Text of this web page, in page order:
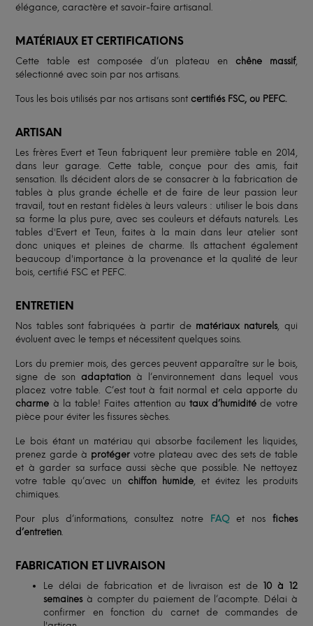
élégance, caractère et savoir-faire artisanal.
MATÉRIAUX ET CERTIFICATIONS
Cette table est composée d’un plateau en chêne massif,
sélectionné avec soin par nos artisans.
Tous les bois utilisés par nos artisans sontcertifiés FSC, ou PEFC.
ARTISAN
Les frères Evert et Teun fabriquent leur première table en 2014,
dans leur garage. Cette table, conçue pour des amis, fait
sensation. Ils décident alors de se consacrer à la fabrication de
tables à plus grande échelle et de faire de leur passion leur
travail, tout en restant fidèles à leurs valeurs : utiliser le bois dans
sa forme la plus pure, avec ses couleurs et défauts naturels. Les
tables d'Evert et Teun, faites à la main dans leur atelier sont
donc uniques et pleines de charme. Ils attachent également
beaucoup d'importance à la provenance et la qualité de leur
bois, certifié FSC et PEFC.
ENTRETIEN
Nos tables sont fabriquées à partir de matériaux naturels, qui
évoluent avec le temps et nécessitent quelques soins.
Lors du premier mois, des gerces peuvent apparaître sur le bois,
signe de son adaptationà l’environnement dans lequel vous
placez votre table. C’est tout à fait normal et cela apporte du
charme à la table! Faites attention au taux d’humidité de votre
pièce pour éviter les fissures sèches.
Le bois étant un matériau qui absorbe facilement les liquides,
prenez garde à protéger votre plateau avec des sets de table
et à garder sa surface aussi sèche que possible. Ne nettoyez
votre table qu’avec un chiffon humide, et évitez les produits
chimiques.
Pour plus d’informations, consultez notre FAQet nos fiches
d’entretien.
FABRICATION ET LIVRAISON
Le délai de fabrication et de livraison est de 10 à 12
semainesà compter du paiement de l’acompte. Délai à
confirmer en fonction du carnet de commandes de